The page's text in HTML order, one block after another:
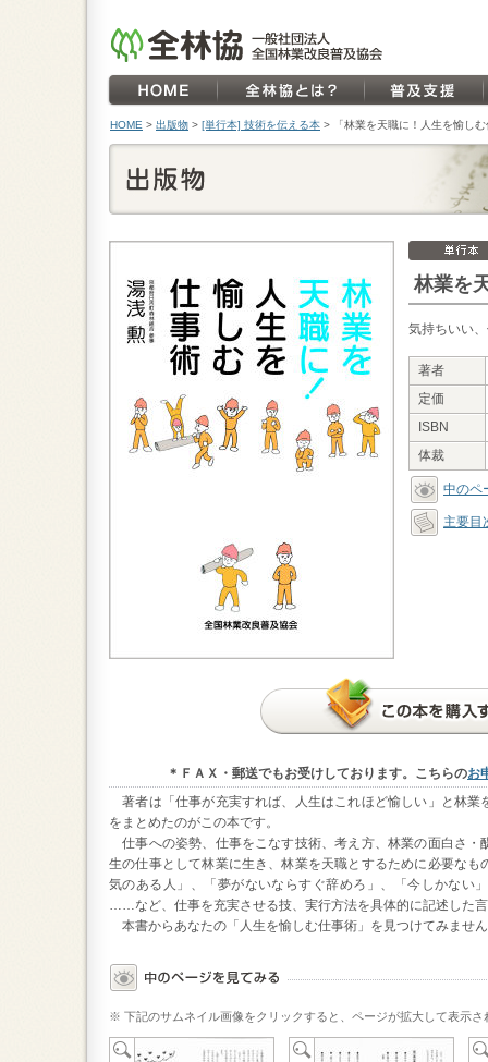
HOME > 出版物 > [単行本] 技術を伝える本 > 「林業を天職に！人生を愉し
林業を
気持ちいい
著者
定価
ISBN
体裁
中のペ
主要目
＊ＦＡＸ・郵送でもお受けしております。こちらのお
著者は「仕事が充実すれば、人生はこれほど愉しい」と林業
をまとめたのがこの本です。
仕事への姿勢、仕事をこなす技術、考え方、林業の面白さ・
生の仕事として林業に生き、林業を天職とするために必要な
気のある人」、「夢がないならすぐ辞めろ」、「今しかない
……など、仕事を充実させる技、実行方法を具体的に記述した
本書からあなたの「人生を愉しむ仕事術」を見つけてみませ
※ 下記のサムネイル画像をクリックすると、ページが拡大して表示さ